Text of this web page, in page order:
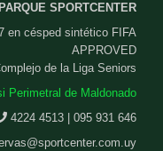
PARQUE SPORTCENTER
en césped sintético FIFA
APPROVED
de la Liga Seniors
Perimetral de Maldonado
4224 4513 | 095 931 646